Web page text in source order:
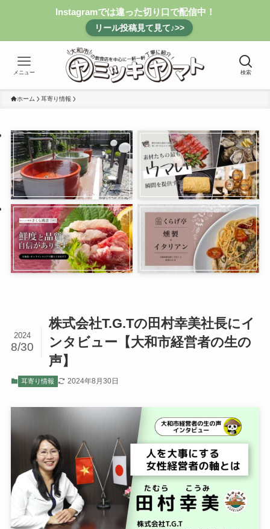
Instagramでは違った切り口で配信中！
リール投稿見て見て♪>>
検索
メニュー
ホーム 耳寄り情報
株式会社T.G.Tの田村幸美社長にイ
ンタビュー【大和市経営者の生の
声】
2024
8/30
耳寄り情報 2024年8月30日